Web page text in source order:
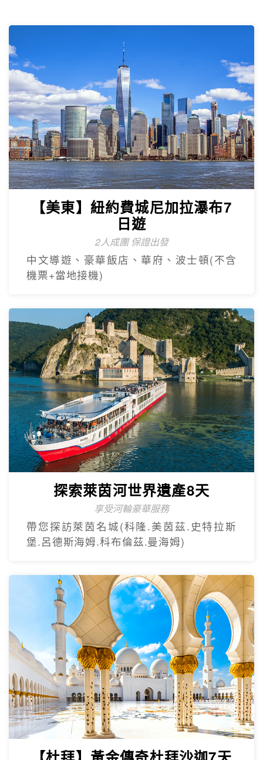
【美東】紐約費城尼加拉瀑布7
日遊
2人成團 保證出發
中文導遊、豪華飯店、華府、波士頓(不含
機票+當地接機)
探索萊茵河世界遺產8天
享受河輪豪華服務
帶您探訪萊茵名城(科隆.美茵茲.史特拉斯
堡.呂德斯海姆.科布倫茲.曼海姆)